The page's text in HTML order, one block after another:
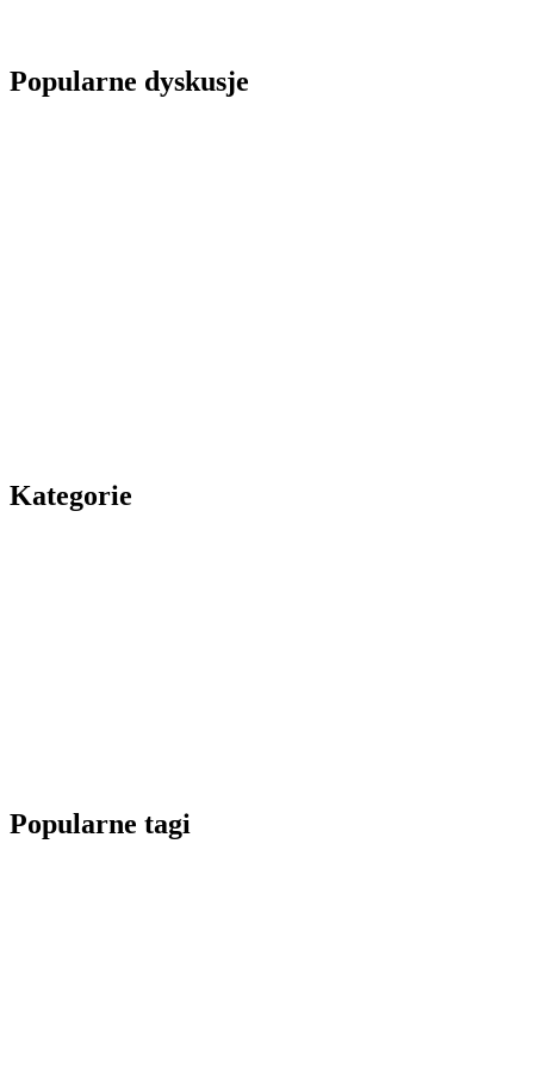
Popularne dyskusje
Kategorie
Popularne tagi